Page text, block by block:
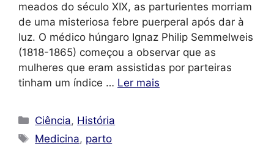
meados do século XIX, as parturientes morriam
de uma misteriosa febre puerperal após dar à
luz. O médico húngaro Ignaz Philip Semmelweis
(1818-1865) começou a observar que as
mulheres que eram assistidas por parteiras
tinham um índice … Ler mais
Categorias
Ciência, História
Tags
Medicina, parto